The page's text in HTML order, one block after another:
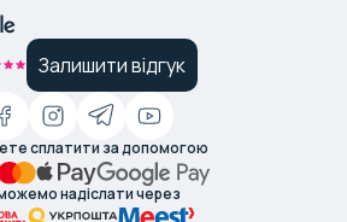
Залишити відгук
сплатити за допомогою
надіслати через